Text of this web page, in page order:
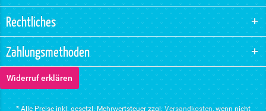
Rechtliches
Zahlungsmethoden
Widerruf erklären
* Alle Preise inkl. gesetzl. Mehrwertsteuer zzgl. Versandkosten, wenn nicht